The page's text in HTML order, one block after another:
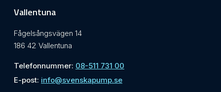
Vallentuna
Fågelsångsvägen 14
186 42 Vallentuna
Telefonnummer: 08-511 731 00
E-post: info@svenskapump.se